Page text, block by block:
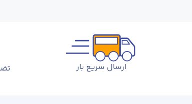
ارسال سریع بار